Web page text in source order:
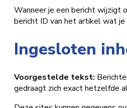
Wanneer je een bericht wijzigt
bericht ID van het artikel wat
Ingesloten
Voorgestelde tekst:
gedraagt zich exact hetzelfde